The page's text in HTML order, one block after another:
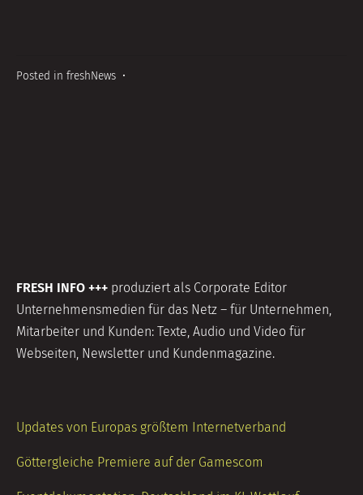
Posted in freshNews •
FRESH INFO +++ produziert als Corporate Editor
Unternehmensmedien für das Netz – für Unternehmen,
Mitarbeiter und Kunden: Texte, Audio und Video für
Webseiten, Newsletter und Kundenmagazine.
Updates von Europas größtem Internetverband
Göttergleiche Premiere auf der Gamescom